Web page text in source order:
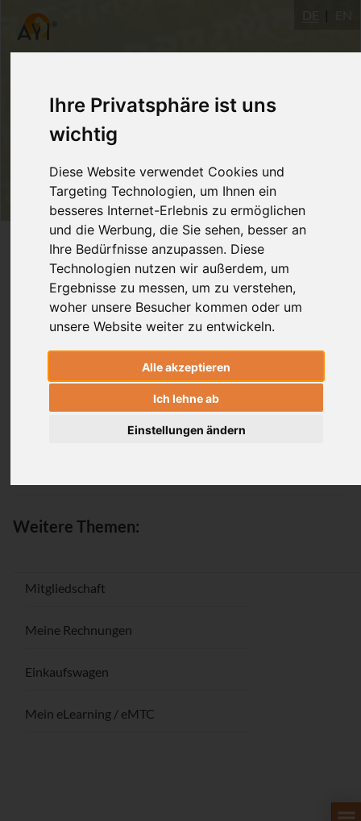
Ihre Privatsphäre ist uns
wichtig
Diese Website verwendet Cookies und
Targeting Technologien, um Ihnen ein
besseres Internet-Erlebnis zu ermöglichen
und die Werbung, die Sie sehen, besser an
Ihre Bedürfnisse anzupassen. Diese
Technologien nutzen wir außerdem, um
Ergebnisse zu messen, um zu verstehen,
woher unsere Besucher kommen oder um
unsere Website weiter zu entwickeln.
Alle akzeptieren
Ich lehne ab
Einstellungen ändern
Login
Passwort vergessen / Registrieren
Weitere Themen:
Mitgliedschaft
Meine Rechnungen
Einkaufswagen
Mein eLearning / eMTC